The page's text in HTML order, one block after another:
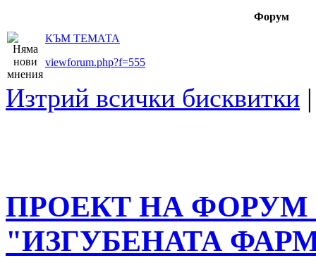
Форум
КЪМ ТЕМАТА
viewforum.php?f=555
Изтрий всички бисквитки
ПРОЕКТ НА ФОРУМ
"ИЗГУБЕНАТА